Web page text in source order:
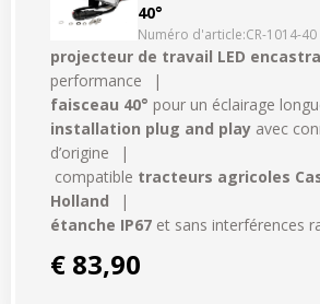
40°
Numéro d'article:CR-1014-40
projecteur de travail LED
performance
faisceau 40° pour un éclairage
installation plug and play avec
d’origine
compatible tracteurs agricoles
Holland
étanche IP67 et sans interférences
€ 83,90